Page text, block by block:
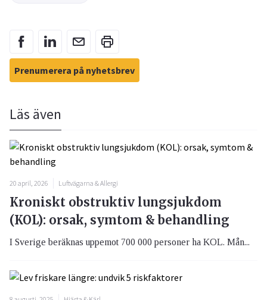
Prenumerera på nyhetsbrev
Läs även
20 april, 2026 Luftvägarna & Allergi
Kroniskt obstruktiv lungsjukdom
(KOL): orsak, symtom & behandling
I Sverige beräknas uppemot 700 000 personer ha KOL. Mån...